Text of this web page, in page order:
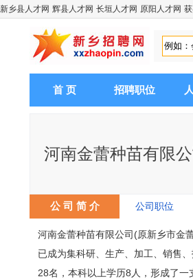
新乡县人才网 辉县人才网 长垣人才网 原阳人才网
首 页 招聘职位
河南金蕾种苗有限公
公 司 简 介 公司职位
河南金蕾种苗有限公司(原新乡市金
已成为集科研、生产、加工、销售
28名，本科以上学历8人，形成了